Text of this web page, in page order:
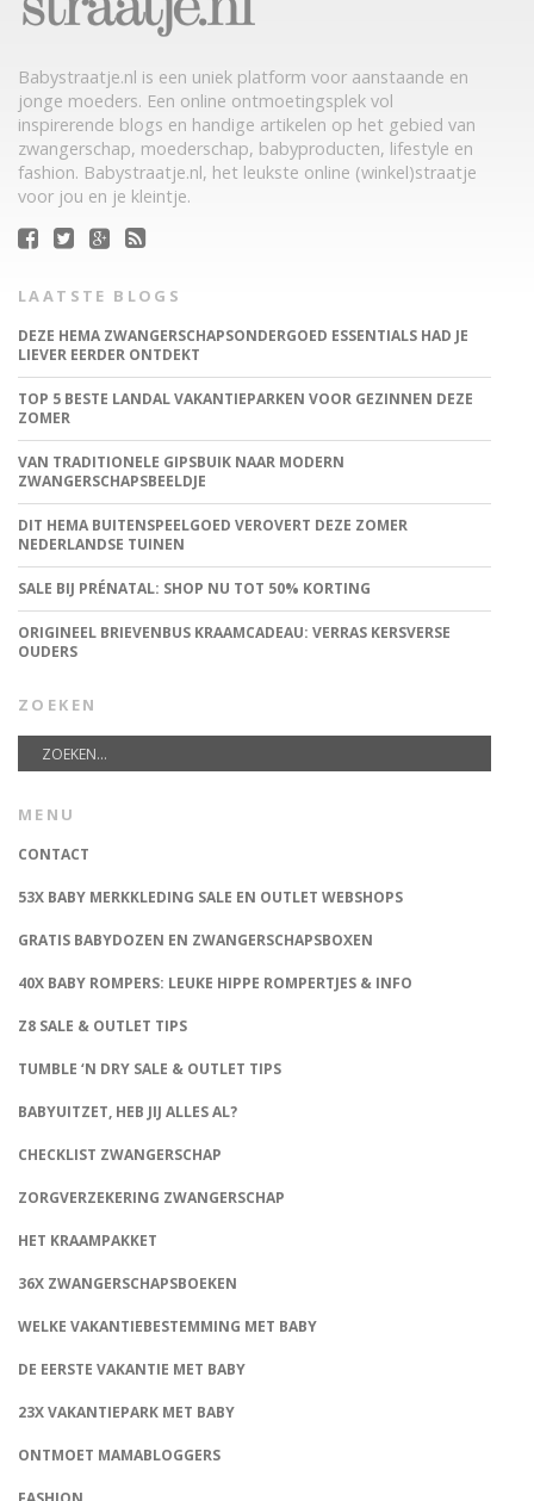
Babystraatje.nl is een uniek platform voor aanstaande en
jonge moeders. Een online ontmoetingsplek vol
inspirerende blogs en handige artikelen op het gebied van
zwangerschap, moederschap, babyproducten, lifestyle en
fashion. Babystraatje.nl, het leukste online (winkel)straatje
voor jou en je kleintje.
LAATSTE BLOGS
DEZE HEMA ZWANGERSCHAPSONDERGOED ESSENTIALS HAD JE
LIEVER EERDER ONTDEKT
TOP 5 BESTE LANDAL VAKANTIEPARKEN VOOR GEZINNEN DEZE
ZOMER
VAN TRADITIONELE GIPSBUIK NAAR MODERN
ZWANGERSCHAPSBEELDJE
DIT HEMA BUITENSPEELGOED VEROVERT DEZE ZOMER
NEDERLANDSE TUINEN
SALE BIJ PRÉNATAL: SHOP NU TOT 50% KORTING
ORIGINEEL BRIEVENBUS KRAAMCADEAU: VERRAS KERSVERSE
OUDERS
ZOEKEN
MENU
CONTACT
53X BABY MERKKLEDING SALE EN OUTLET WEBSHOPS
GRATIS BABYDOZEN EN ZWANGERSCHAPSBOXEN
40X BABY ROMPERS: LEUKE HIPPE ROMPERTJES & INFO
Z8 SALE & OUTLET TIPS
TUMBLE ‘N DRY SALE & OUTLET TIPS
BABYUITZET, HEB JIJ ALLES AL?
CHECKLIST ZWANGERSCHAP
ZORGVERZEKERING ZWANGERSCHAP
HET KRAAMPAKKET
36X ZWANGERSCHAPSBOEKEN
WELKE VAKANTIEBESTEMMING MET BABY
DE EERSTE VAKANTIE MET BABY
23X VAKANTIEPARK MET BABY
ONTMOET MAMABLOGGERS